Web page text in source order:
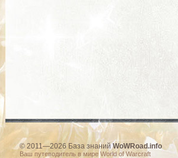
© 2011—2026 База знанийWoWRoad.info
Ваш путеводитель в мире World of Warcraft